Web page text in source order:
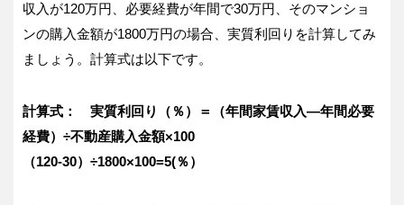
収入が120万円、必要経費が年間で30万円、そのマンショ
ンの購入金額が1800万円の場合、実質利回りを計算してみ
ましょう。計算式は以下です。
計算式： 実質利回り（％）＝（年間家賃収入―年間必要
経費）÷不動産購入金額×100
（120-30）÷1800×100=5(％）